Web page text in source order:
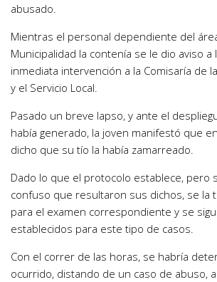
abusado.
Mientras el personal dependiente del
Municipalidad la contenía se le dio aviso a
inmediata intervención a la Comisaría de
y el Servicio Local.
Pasado un breve lapso, y ante el
había generado, la joven manifestó que
dicho que su tío la había zamarreado.
Dado lo que el protocolo establece, pero
confuso que resultaron sus dichos, se la
para el examen correspondiente y se
establecidos para este tipo de casos.
Con el correr de las horas, se habría
ocurrido, distando de un caso de abuso,